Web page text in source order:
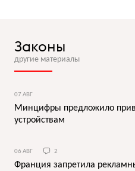
Законы
другие материалы
07 АВГ
Минцифры предложило
устройствам
06 АВГ 2
Франция запретила